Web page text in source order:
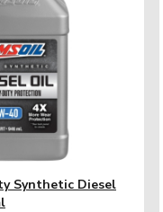
Synthetic Diesel